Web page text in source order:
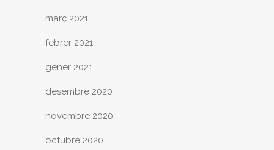
març 2021
febrer 2021
gener 2021
desembre 2020
novembre 2020
octubre 2020